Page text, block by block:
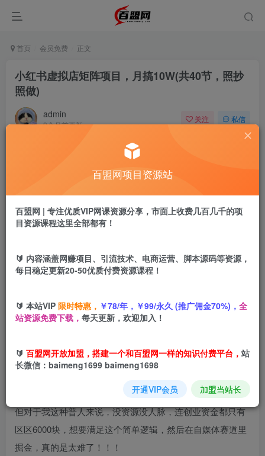
首页 会员免费 正文
小红书虚拟店矩阵项目，月搞10W(共40节，照抄
照做)
admin
9个月前更新
关注 私信
小红书虚拟店矩阵项目，月搞10W(共40节，照抄照做)
盟币 9.9
立即购买
项目，统统不如小红书虚拟资料。
足客户的需求，还能让客户看到，最后才会有客户付钱；
但对于我这种普人来说，没资源没人脉，连创业资金都只有
区区6000块，想要满足这个简单逻辑，然后在自媒体赛道里
掘金，真的是太难了！！！
百盟网项目资源站
百盟网 | 专注优质VIP网课资源分享，市面上收费几百几千的项
目资源课程这里全部都有！
🔰 内容涵盖网赚项目、引流技术、电商运营、脚本源码等资源，
每日稳定更新20-50优质付费资源课程！
🔰 本站VIP 限时特惠， ￥78/年，￥99/永久 (推广佣金70%)， 全
站资源免费下载， 每天更新，欢迎加入！
🔰 百盟网开放加盟，搭建一个和百盟网一样的知识付费平台， 站
长微信：baimeng1699 baimeng1698
开通VIP会员 加盟当站长